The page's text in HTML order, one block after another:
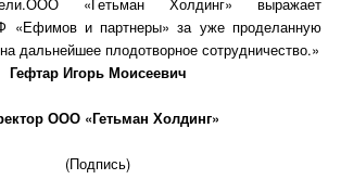
«Ефимов и партнеры» за уже проделанную
дальнейшее плодотворное сотрудничество.»
Гефтар Игорь Моисеевич
ООО «Гетьман Холдинг»
(Подпись)